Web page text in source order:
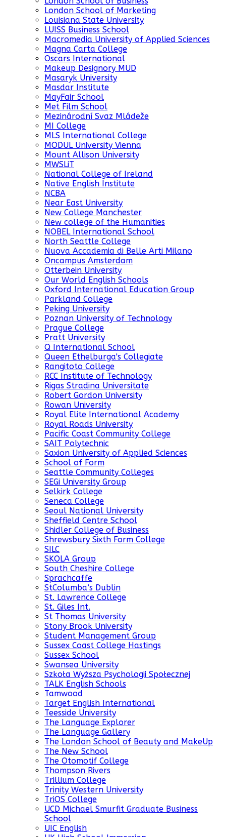
London School of Marketing
Louisiana State University
LUISS Business School
Macromedia University of Applied Sciences
Magna Carta College
Oscars International
Makeup Designory MUD
Masaryk University
Masdar Institute
MayFair School
Met Film School
Mezinárodní Svaz Mládeže
MI College
MLS International College
MODUL University Vienna
Mount Allison University
MWSLiT
National College of Ireland
Native English Institute
NCBA
Near East University
New College Manchester
New college of the Humanities
NOBEL International School
North Seattle College
Nuova Accademia di Belle Arti Milano
Oncampus Amsterdam
Otterbein University
Our World English Schools
Oxford International Education Group
Parkland College
Peking University
Poznan University of Technology
Prague College
Pratt University
Q International School
Queen Ethelburga's Collegiate
Rangitoto College
RCC Institute of Technology
Rigas Stradina Universitate
Robert Gordon University
Rowan University
Royal Elite International Academy
Royal Roads University
Pacific Coast Community College
SAIT Polytechnic
Saxion University of Applied Sciences
School of Form
Seattle Community Colleges
SEGi University Group
Selkirk College
Seneca College
Seoul National University
Sheffield Centre School
Shidler College of Business
Shrewsbury Sixth Form College
SILC
SKOLA Group
South Cheshire College
Sprachcaffe
StColumba’s Dublin
St. Lawrence College
St. Giles Int.
St Thomas University
Stony Brook University
Student Management Group
Sussex Coast College Hastings
Sussex School
Swansea University
Szkoła Wyższa Psychologii Społecznej
TALK English Schools
Tamwood
Target English International
Teesside University
The Language Explorer
The Language Gallery
The London School of Beauty and MakeUp
The New School
The Otomotif College
Thompson Rivers
Trillium College
Trinity Western University
TriOS College
UCD Michael Smurfit Graduate Business
School
UIC English